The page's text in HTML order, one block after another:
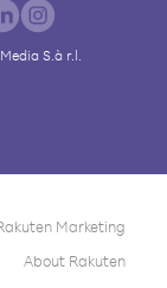
S.à r.l.
Marketing
About Rakuten